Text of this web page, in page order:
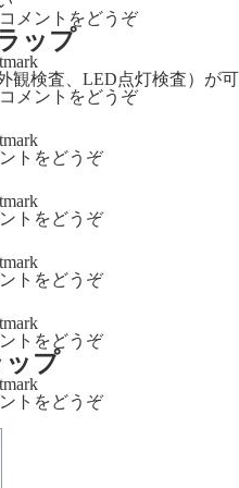
コメントをどうぞ
ップ
観検査、LED点灯検査）が
コメントをどうぞ
トをどうぞ
トをどうぞ
トをどうぞ
トをどうぞ
プ
トをどうぞ